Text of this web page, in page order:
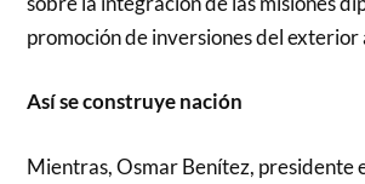
promoción de inversiones del exterior
Así se construye nación
Mientras, Osmar Benítez, presidente